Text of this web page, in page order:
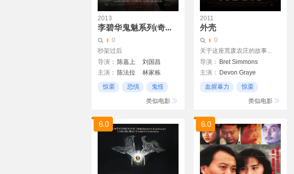
2013
李碧华鬼魅系列(奇...
0
吵架过后
导演： 陈嘉上
刘国昌
泰迪·罗宾
主演： 陈法拉
林家栋
何华超
蒋祖曼
陈耀荣
莫绮雯
关楚耀
惊栗 恐惧
鬼怪
类似电影
2011
外壳
0
关于这座荒废农庄的故事...
导演：
Bret Simmons
主演：
Devon Graye
Wes Chatham
血腥暴力
惊栗
类似电影
6.0 6.0